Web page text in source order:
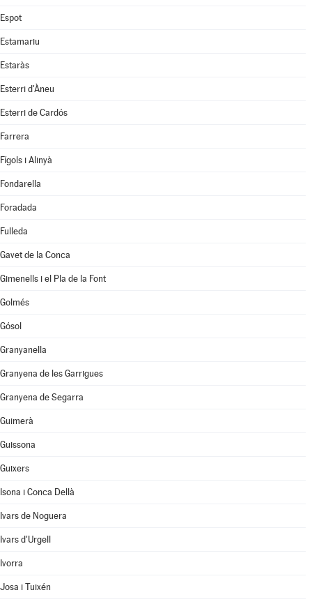
Espot
Estamariu
Estaràs
Esterri d'Àneu
Esterri de Cardós
Farrera
Fígols i Alinyà
Fondarella
Foradada
Fulleda
Gavet de la Conca
Gimenells i el Pla de la Font
Golmés
Gósol
Granyanella
Granyena de les Garrigues
Granyena de Segarra
Guimerà
Guissona
Guixers
Isona i Conca Dellà
Ivars de Noguera
Ivars d'Urgell
Ivorra
Josa i Tuixén